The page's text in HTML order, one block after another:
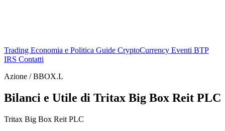
Trading Economia e Politica Guide CryptoCurrency Eventi BTP
IRS Contatti
Azione / BBOX.L
Bilanci e Utile di Tritax Big Box Reit PLC
Tritax Big Box Reit PLC